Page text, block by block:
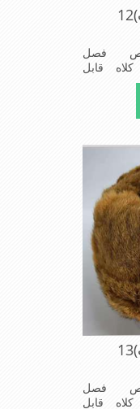
فصل
قابل
59می باشد(فری
آن
درسوزهای
گردن
فصل
قابل